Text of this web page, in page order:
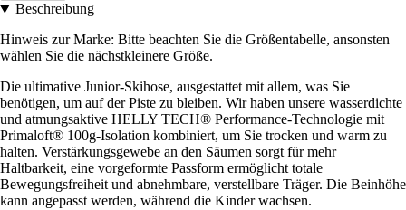
Beschreibung
Hinweis zur Marke: Bitte beachten Sie die Größentabelle, ansonsten
wählen Sie die nächstkleinere Größe.
Die ultimative Junior-Skihose, ausgestattet mit allem, was Sie
benötigen, um auf der Piste zu bleiben. Wir haben unsere wasserdichte
und atmungsaktive HELLY TECH® Performance-Technologie mit
Primaloft® 100g-Isolation kombiniert, um Sie trocken und warm zu
halten. Verstärkungsgewebe an den Säumen sorgt für mehr
Haltbarkeit, eine vorgeformte Passform ermöglicht totale
Bewegungsfreiheit und abnehmbare, verstellbare Träger. Die Beinhöhe
kann angepasst werden, während die Kinder wachsen.